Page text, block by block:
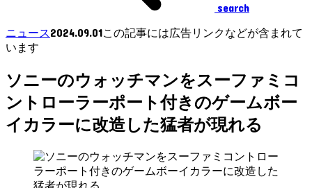
search
ニュース2024.09.01この記事には広告リンクなどが含まれて
います
ソニーのウォッチマンをスーファミコ
ントローラーポート付きのゲームボー
イカラーに改造した猛者が現れる